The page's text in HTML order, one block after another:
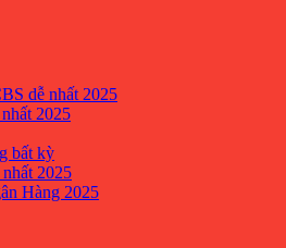
dễ nhất 2025
2025
bất kỳ
2025
Hàng 2025